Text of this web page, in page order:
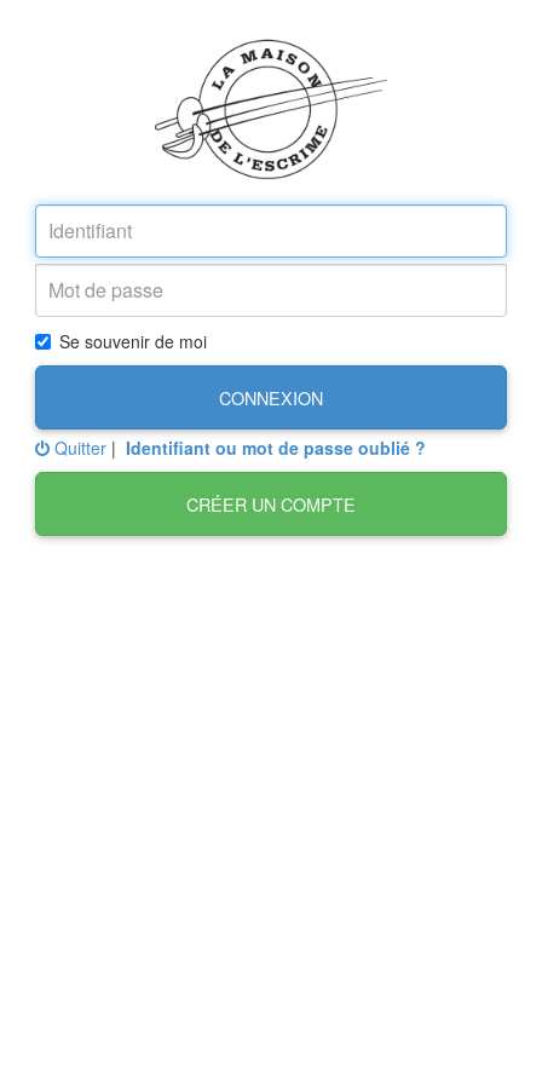
Se souvenir de moi
CONNEXION
Quitter | Identifiant ou mot de passe oublié ?
CRÉER UN COMPTE